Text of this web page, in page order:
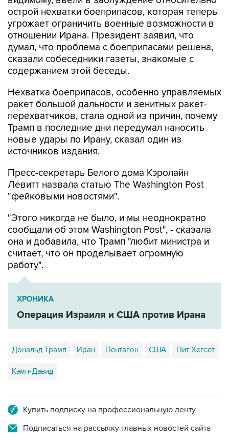
острой нехватки боеприпасов, которая теперь
угрожает ограничить военные возможности в
отношении Ирана. Президент заявил, что
думал, что проблема с боеприпасами решена,
сказали собеседники газеты, знакомые с
содержанием этой беседы.
Нехватка боеприпасов, особенно управляемых
ракет большой дальности и зенитных ракет-
перехватчиков, стала одной из причин, почему
Трамп в последние дни передумал наносить
новые удары по Ирану, сказал один из
источников издания.
Пресс-секретарь Белого дома Кэролайн
Левитт назвала статью The Washington Post
"фейковыми новостями".
"Этого никогда не было, и мы неоднократно
сообщали об этом Washington Post", - сказала
она и добавила, что Трамп "любит министра и
считает, что он проделывает огромную
работу".
ХРОНИКА
Операция Израиля и США против Ирана
Дональд Трамп Иран Пентагон США Пит Хегсет
Кэмп-Дэвид
Купить подписку на профессиональную ленту
Подписаться на рассылку главных новостей сайта